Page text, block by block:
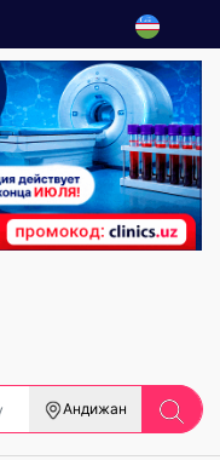
Андижан